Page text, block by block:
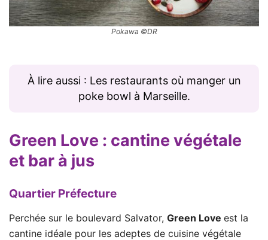
Pokawa ©DR
À lire aussi : Les restaurants où manger un
poke bowl à Marseille.
Green Love : cantine végétale
et bar à jus
Quartier Préfecture
Perchée sur le boulevard Salvator, Green Love est la
cantine idéale pour les adeptes de cuisine végétale